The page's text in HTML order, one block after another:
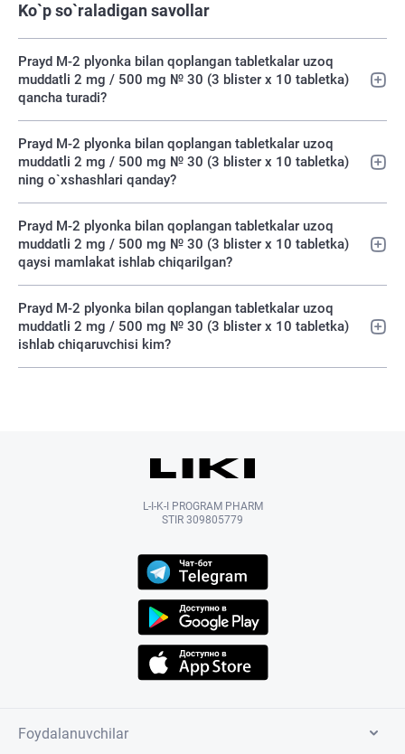
Ko`p so`raladigan savollar
Prayd M-2 plyonka bilan qoplangan tabletkalar uzoq
muddatli 2 mg / 500 mg № 30 (3 blister х 10 tabletka)
qancha turadi?
Prayd M-2 plyonka bilan qoplangan tabletkalar uzoq
muddatli 2 mg / 500 mg № 30 (3 blister х 10 tabletka)
ning o`xshashlari qanday?
Prayd M-2 plyonka bilan qoplangan tabletkalar uzoq
muddatli 2 mg / 500 mg № 30 (3 blister х 10 tabletka)
qaysi mamlakat ishlab chiqarilgan?
Prayd M-2 plyonka bilan qoplangan tabletkalar uzoq
muddatli 2 mg / 500 mg № 30 (3 blister х 10 tabletka)
ishlab chiqaruvchisi kim?
L-I-K-I PROGRAM PHARM
STIR 309805779
Foydalanuvchilar